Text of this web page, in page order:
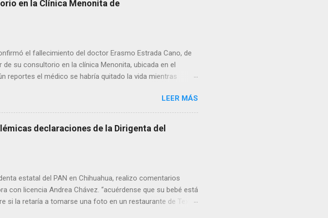
en la Clínica Menonita de
el fallecimiento del doctor Erasmo Estrada Cano, de
su consultorio en la clínica Menonita, ubicada en el
reportes el médico se habría quitado la vida mientras
Estrada, quien se desempeñó como presidente del Club
reconocido en la región.
LEER MÁS
declaraciones de la Dirigenta del
estatal del PAN en Chihuahua, realizo comentarios
con licencia Andrea Chávez. “acuérdense que su bebé está
si la retaría a tomarse una foto en un restaurante de Texas